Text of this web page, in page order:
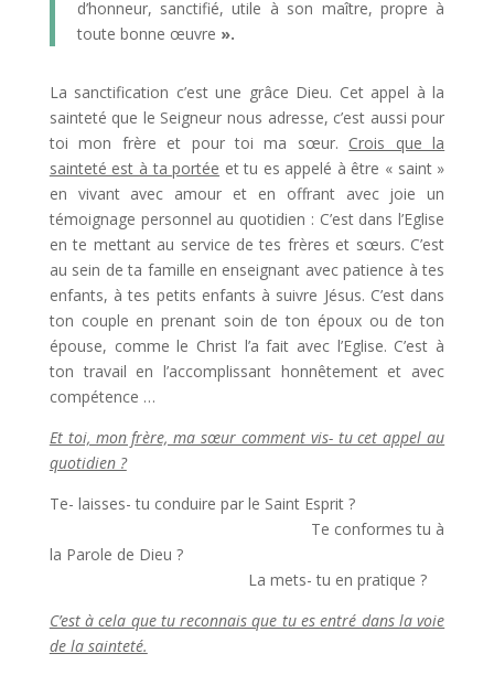
d’honneur, sanctifié, utile à son maître, propre à
toute bonne œuvre ».
La sanctification c’est une grâce Dieu. Cet appel à la
sainteté que le Seigneur nous adresse, c’est aussi pour
toi mon frère et pour toi ma sœur. Crois que la
sainteté est à ta portée et tu es appelé à être « saint »
en vivant avec amour et en offrant avec joie un
témoignage personnel au quotidien : C’est dans l’Eglise
en te mettant au service de tes frères et sœurs. C’est
au sein de ta famille en enseignant avec patience à tes
enfants, à tes petits enfants à suivre Jésus. C’est dans
ton couple en prenant soin de ton époux ou de ton
épouse, comme le Christ l’a fait avec l’Eglise. C’est à
ton travail en l’accomplissant honnêtement et avec
compétence …
Et toi, mon frère, ma sœur comment vis- tu cet appel au
quotidien ?
Te- laisses- tu conduire par le Saint Esprit ?
Te conformes tu à
la Parole de Dieu ?
La mets- tu en pratique ?
C’est à cela que tu reconnais que tu es entré dans la voie
de la sainteté.